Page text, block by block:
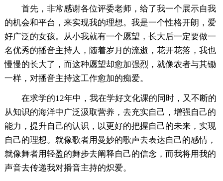
首先，非常感谢各位评委老师，给了我一个展示自我
的机会和平台，来实现我的理想。我是一个性格开朗，爱
好广泛的女孩。从小我就有一个愿望，长大后一定要做一
名优秀的播音主持人，随着岁月的流逝，花开花落，我也
慢慢的长大了，而这种愿望却愈加强烈，就像农者与其锄
一样，对播音主持这工作愈加的痴爱。
在求学的12年中，我在学好文化课的同时，又不断的
从知识的海洋中广泛汲取营养，去充实自己，增强自己的
能力，提升自己的认识，以更好的把握自己的未来，实现
自己的理想。就像歌者用曼妙的歌声去表达自己的感情，
就像舞者用轻盈的舞步去阐释自己的信念，而我将用我的
声音去传递我对播音主持的炽爱。